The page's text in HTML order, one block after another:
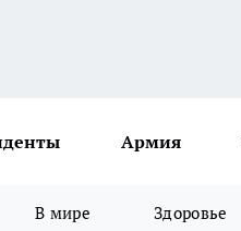
Армия
В мире Здоровье